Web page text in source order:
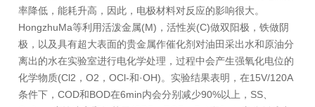
率降低，能耗升高，因此，电极材料对反应的影响很大。
HongzhuMa等利用活泼金属(M)，活性炭(C)做双阳极，铁做阴
极，以及具有超大表面的贵金属作催化剂对油田采出水和原油分
离出的水在实验室进行电化学处理，过程中会产生强氧化电位的
化学物质(Cl2，O2，OCl-和·OH)。实验结果表明，在15V/120A
条件下，COD和BOD在6min内会分别减少90%以上，SS、